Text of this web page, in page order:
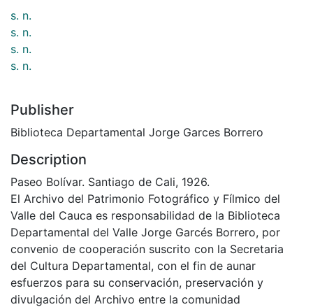
s. n.
s. n.
s. n.
s. n.
Publisher
Biblioteca Departamental Jorge Garces Borrero
Description
Paseo Bolívar. Santiago de Cali, 1926.
El Archivo del Patrimonio Fotográfico y Fílmico del
Valle del Cauca es responsabilidad de la Biblioteca
Departamental del Valle Jorge Garcés Borrero, por
convenio de cooperación suscrito con la Secretaria
del Cultura Departamental, con el fin de aunar
esfuerzos para su conservación, preservación y
divulgación del Archivo entre la comunidad